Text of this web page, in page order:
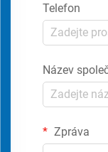
Telefon
Název
Zpráva